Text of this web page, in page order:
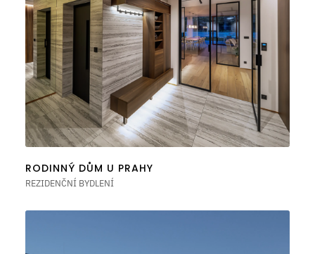
RODINNÝ DŮM U PRAHY
REZIDENČNÍ BYDLENÍ